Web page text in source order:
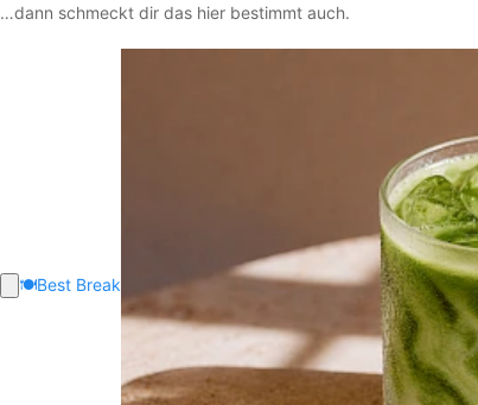
…dann schmeckt dir das hier bestimmt auch.
🍽️Best Break